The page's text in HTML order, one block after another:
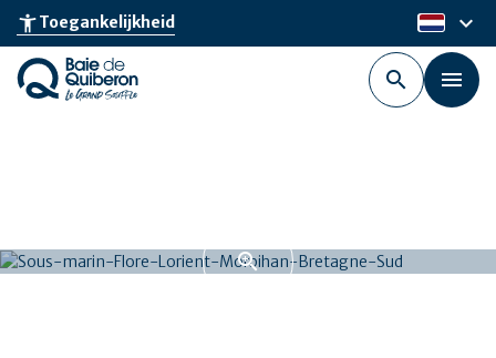
Skip
main
content
accessibility_newToegankelijkheid nl
keyboard_arrow_down